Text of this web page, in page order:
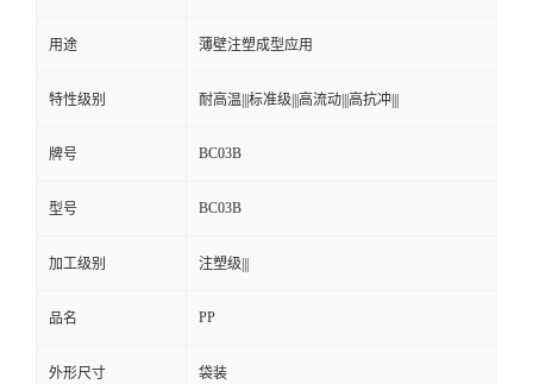
用途 薄壁注塑成型应用
特性级别 耐高温|||标准级|||高流动|||高抗冲|||
牌号 BC03B
型号 BC03B
加工级别 注塑级|||
品名 PP
外形尺寸 袋装